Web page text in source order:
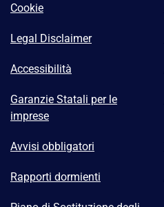
Cookie
Legal Disclaimer
Accessibilità
Garanzie Statali per le
imprese
Avvisi obbligatori
Rapporti dormienti